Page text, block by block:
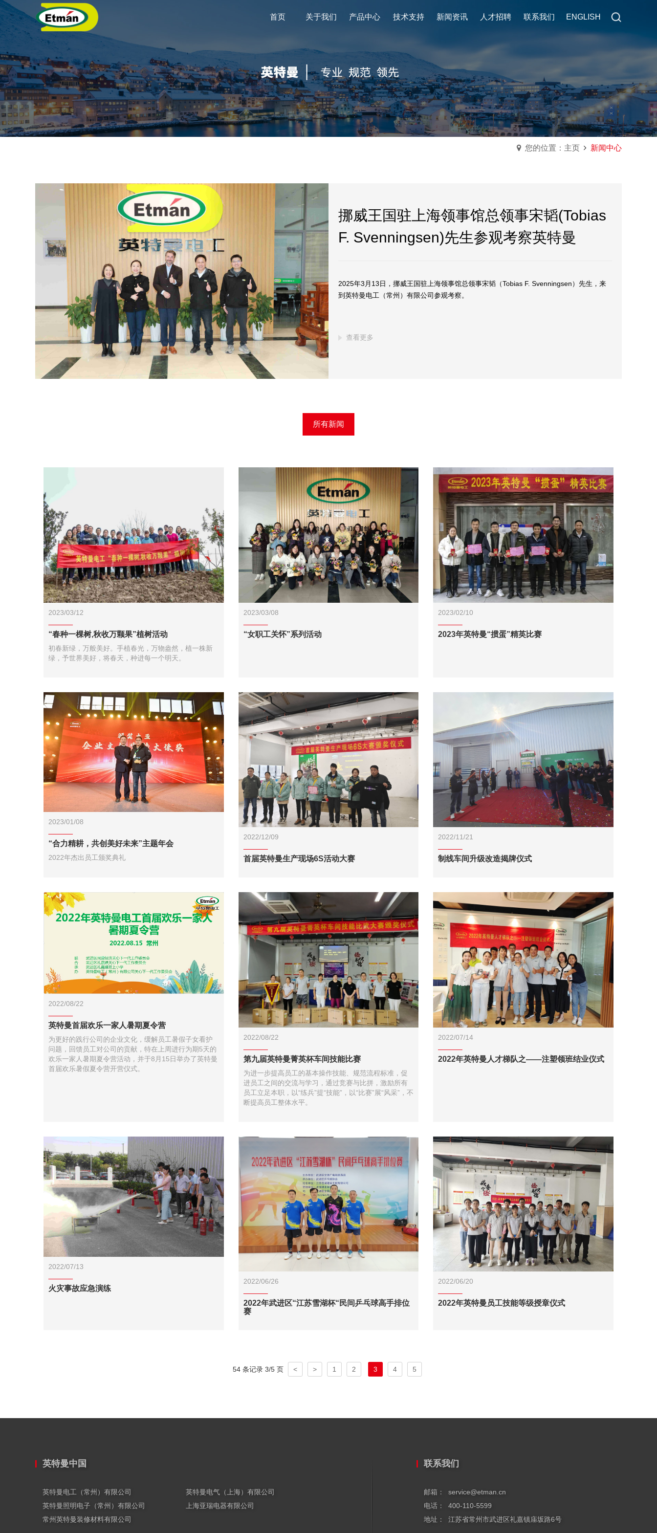
首页 关于我们 产品中心 技术支持 新闻资讯 人才招聘 联系我们 ENGLISH
首页 关于我们 产品中心 技术支持 新闻资讯 人才招聘 联系我们 ENGLISH
您的位置：主页 新闻中心
挪威王国驻上海领事馆总领事宋韬(Tobias
F. Svenningsen)先生参观考察英特曼
2025年3月13日，挪威王国驻上海领事馆总领事宋韬（Tobias F. Svenningsen）先生，来
到英特曼电工（常州）有限公司参观考察。
查看更多
所有新闻
2023/03/12
“春种一棵树,秋收万颗果”植树活动
初春新绿，万般美好。手植春光，万物盎然，植一株新
绿，予世界美好，将春天，种进每一个明天。
2023/03/08
“女职工关怀”系列活动
2023/02/10
2023年英特曼“掼蛋”精英比赛
2023/01/08
“合力精耕，共创美好未来”主题年会
2022年杰出员工颁奖典礼
2022/12/09
首届英特曼生产现场6S活动大赛
2022/11/21
制线车间升级改造揭牌仪式
2022/08/22
英特曼首届欢乐一家人暑期夏令营
为更好的践行公司的企业文化，缓解员工暑假子女看护
问题，回馈员工对公司的贡献，特在上周进行为期5天的
欢乐一家人暑期夏令营活动，并于8月15日举办了英特曼
首届欢乐暑假夏令营开营仪式。
2022/08/22
第九届英特曼菁英杯车间技能比赛
为进一步提高员工的基本操作技能、规范流程标准，促
进员工之间的交流与学习，通过竞赛与比拼，激励所有
员工立足本职，以“练兵”提“技能”，以“比赛”展“风采”，不
断提高员工整体水平。
2022/07/14
2022年英特曼人才梯队之——注塑领班结业仪式
2022/07/13
火灾事故应急演练
2022/06/26
2022年武进区“江苏雪湖杯“民间乒乓球高手排位
赛
2022/06/20
2022年英特曼员工技能等级授章仪式
54 条记录 3/5 页 < > 1 2 3 4 5
英特曼中国
英特曼电工（常州）有限公司
英特曼电气（上海）有限公司
英特曼照明电子（常州）有限公司
上海亚瑞电器有限公司
常州英特曼装修材料有限公司
联系我们
邮箱：
service@etman.cn
电话：
400-110-5599
地址：
江苏省常州市武进区礼嘉镇庙坂路6号